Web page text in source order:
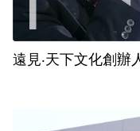
遠見‧天下文化創辦